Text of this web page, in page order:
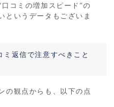
コミの増加スピード”の
というデータもございま
返信で注意すべきこと
の観点からも、以下の点